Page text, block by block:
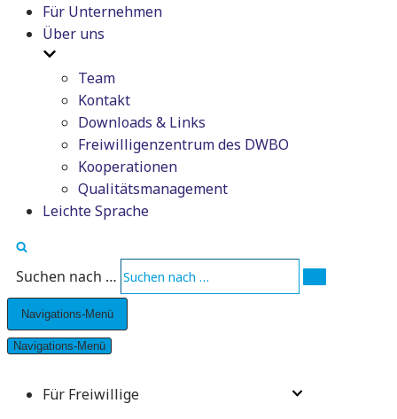
Für Unternehmen
Über uns
Team
Kontakt
Downloads & Links
Freiwilligenzentrum des DWBO
Kooperationen
Qualitätsmanagement
Leichte Sprache
Suchen nach …
Navigations-Menü
Navigations-Menü
Für Freiwillige